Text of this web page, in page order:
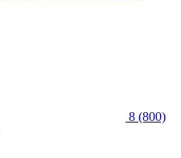
8 (800)